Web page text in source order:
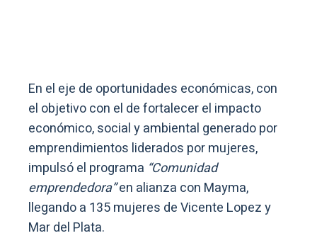
En el eje de oportunidades económicas, con
el objetivo con el de fortalecer el impacto
económico, social y ambiental generado por
emprendimientos liderados por mujeres,
impulsó el programa “Comunidad
emprendedora”en alianza con Mayma,
llegando a 135 mujeres de Vicente Lopez y
Mar del Plata.